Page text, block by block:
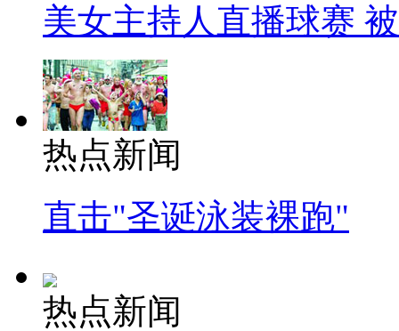
美女主持人直播球赛
热点新闻
直击"圣诞泳装裸跑"
热点新闻